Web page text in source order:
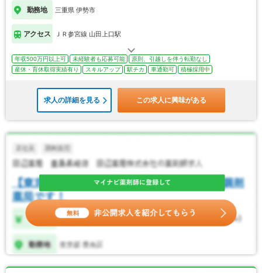
勤務地 三重県 伊勢市
アクセス ＪＲ参宮線 山田上口駅
年収500万円以上可 未経験者も応募可能
原則、引越しを伴う転勤なし
産休・育休取得実績有り
スキルアップ 駅チカ 車通勤可 積極採用中
求人の詳細を見る この求人に興味がある